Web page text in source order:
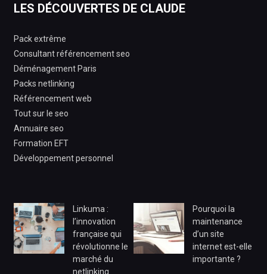
LES DÉCOUVERTES DE CLAUDE
Pack extrême
Consultant référencement seo
Déménagement Paris
Packs netlinking
Référencement web
Tout sur le seo
Annuaire seo
Formation EFT
Développement personnel
Linkuma :
l’innovation
française qui
révolutionne le
marché du
netlinking
Pourquoi la
maintenance
d’un site
internet est-elle
importante ?